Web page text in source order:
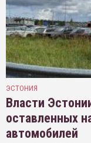
ЭСТОНИЯ
Власти
оставленных
автомобилей